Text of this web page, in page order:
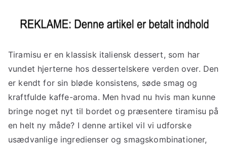
Tiramisu er en klassisk italiensk dessert, som har
vundet hjerterne hos dessertelskere verden over. Den
er kendt for sin bløde konsistens, søde smag og
kraftfulde kaffe-aroma. Men hvad nu hvis man kunne
bringe noget nyt til bordet og præsentere tiramisu på
en helt ny måde? I denne artikel vil vi udforske
usædvanlige ingredienser og smagskombinationer,